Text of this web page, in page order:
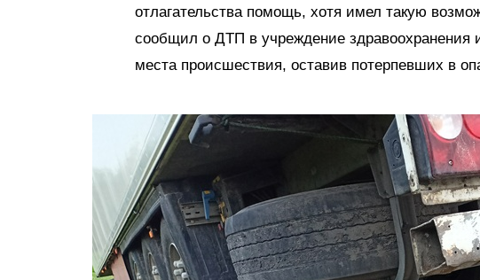
отлагательства помощь, хотя имел такую
сообщил о ДТП в учреждение здравоохранения
места происшествия, оставив потерпевших в